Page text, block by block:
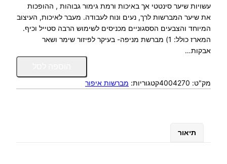
עשויות שיער סינטטי אך באיכות ורמת גימור גבוהות , ההופכות
את שיער המברשות לרך, נעים ונוח לעבודה. מעבר לאיכות, העיצוב
המיוחד והצבעים הססגוניים מכניסים לשימוש הרבה סטייל וכיף.
המארז כולל: 1) מברשת מניפה- בעיקר לפיזור שימר ושאר
אבקות…
כ
ו
מק"ט: 4004270קטגוריות: מברשות איפור
תיאור